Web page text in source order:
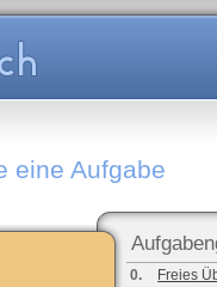
eine Aufgabe
0.
Freies